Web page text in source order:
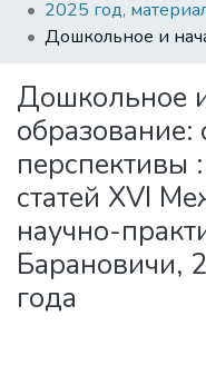
Statistics
Дошкольное
перспективы
статей XVI
научно-
Барановичи,
года